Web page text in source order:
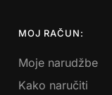
MOJ RAČUN:
Moje narudžbe
Kako naručiti